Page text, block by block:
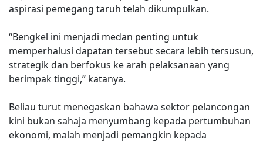
aspirasi pemegang taruh telah dikumpulkan.
“Bengkel ini menjadi medan penting untuk
memperhalusi dapatan tersebut secara lebih tersusun,
strategik dan berfokus ke arah pelaksanaan yang
berimpak tinggi,” katanya.
Beliau turut menegaskan bahawa sektor pelancongan
kini bukan sahaja menyumbang kepada pertumbuhan
ekonomi, malah menjadi pemangkin kepada